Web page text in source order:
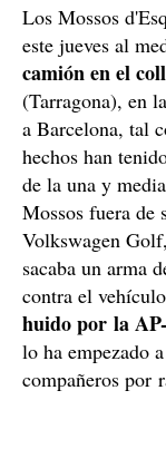
Los Mossos
este jueves al
camión en el
(Tarragona), en la
a Barcelona, tal
hechos han
de la una y
Mossos fuera de
Volkswagen
sacaba un arma
contra el
huido por la
lo ha empezado
compañeros por